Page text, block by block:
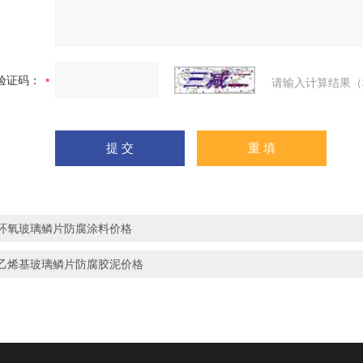
证码： 请输入计算结果
氧玻璃鳞片防腐涂料价格
烯基玻璃鳞片防腐胶泥价格